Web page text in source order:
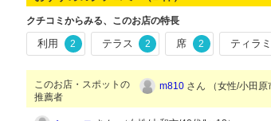
クチコミからみる、このお店の特長
利用 2 テラス 2 席 2 ティラ
このお店・スポットの
推薦者
m810 さん （女性/小田原